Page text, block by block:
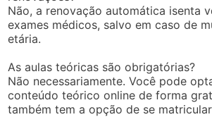
Não, a renovação automática isenta
exames médicos, salvo em caso de
etária.
As aulas teóricas são obrigatórias?
Não necessariamente. Você pode
conteúdo teórico online de forma
também tem a opção de se